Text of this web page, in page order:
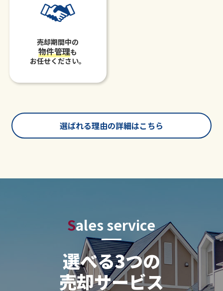
売却期間中の
物件管理も
お任せください。
選ばれる理由の詳細はこちら
Sales service
選べる3つの
売却サービス